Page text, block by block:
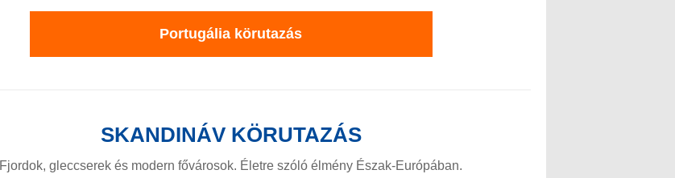
Portugália körutazás
SKANDINÁV KÖRUTAZÁS
Fjordok, gleccserek és modern fővárosok. Életre szóló élmény Észak-Európában.